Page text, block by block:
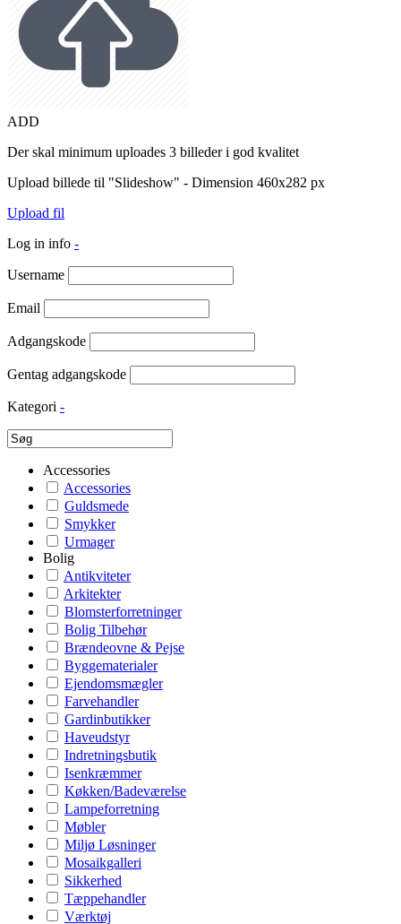
ADD
Der skal minimum uploades 3 billeder i god kvalitet
Upload billede til "Slideshow" - Dimension 460x282 px
Upload fil
Log in info -
Username
Email
Adgangskode
Gentag adgangskode
Kategori -
Accessories
Accessories
Guldsmede
Smykker
Urmager
Bolig
Antikviteter
Arkitekter
Blomsterforretninger
Bolig Tilbehør
Brændeovne & Pejse
Byggematerialer
Ejendomsmægler
Farvehandler
Gardinbutikker
Haveudstyr
Indretningsbutik
Isenkræmmer
Køkken/Badeværelse
Lampeforretning
Møbler
Miljø Løsninger
Mosaikgalleri
Sikkerhed
Tæppehandler
Værktøj